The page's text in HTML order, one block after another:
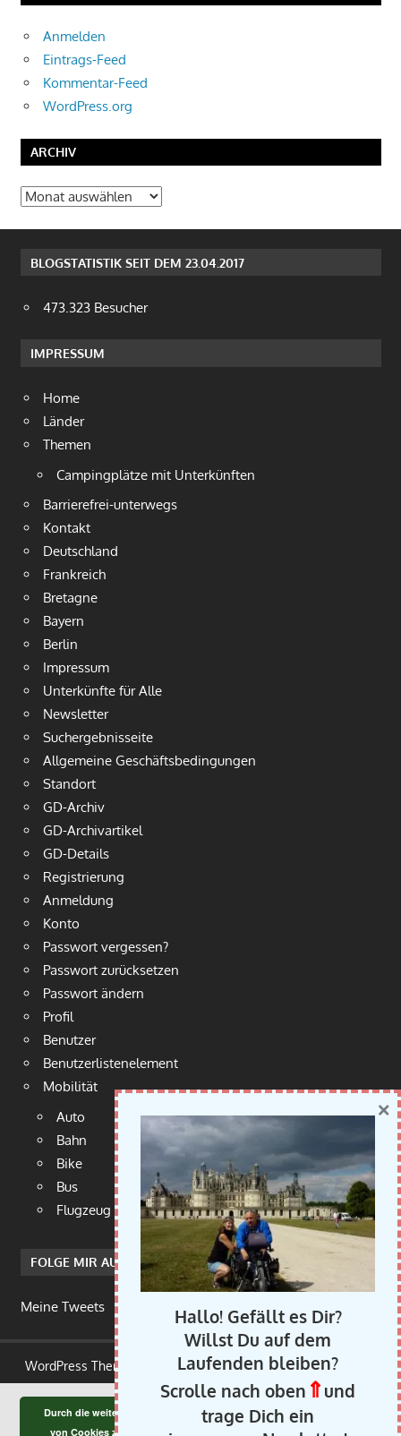
Anmelden
Eintrags-Feed
Kommentar-Feed
WordPress.org
ARCHIV
Archiv
BLOGSTATISTIK SEIT DEM 23.04.2017
473.323 Besucher
IMPRESSUM
Home
Länder
Themen
Campingplätze mit Unterkünften
Barrierefrei-unterwegs
Kontakt
Deutschland
Frankreich
Bretagne
Bayern
Berlin
Impressum
Unterkünfte für Alle
Newsletter
Suchergebnisseite
Allgemeine Geschäftsbedingungen
Standort
GD-Archiv
GD-Archivartikel
GD-Details
Registrierung
Anmeldung
Konto
Passwort vergessen?
Passwort zurücksetzen
Passwort ändern
Profil
Benutzer
Benutzerlistenelement
Mobilität
Auto
Bahn
Bike
Bus
Flugzeug
FOLGE MIR AUF TWITTER
Meine Tweets
WordPress Theme: Gambit von ThemeZee.
Durch die weitere Nutzung der Seite stimmst du der Verwendung
von Cookies zu.
Weitere Informationen OK
Hallo! Gefällt es Dir?
Willst Du auf dem
Laufenden bleiben?
Scrolle nach oben ⇑und
trage Dich ein
×